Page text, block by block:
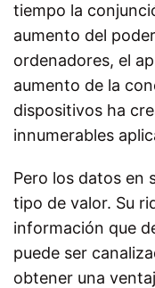
tiempo la
aumento del
ordenadores, el
aumento de la
dispositivos ha
innumerables
Pero los datos en
tipo de valor. Su
información que
puede ser
obtener una